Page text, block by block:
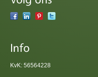
KvK: 56564228